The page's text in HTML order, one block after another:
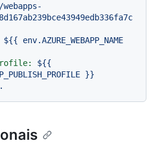
${{
env.AZURE_WEBAPP_NAME
${{
}}
.